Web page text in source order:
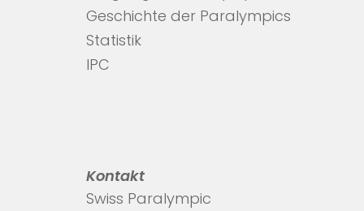
Geschichte der Paralympics
Statistik
IPC
Kontakt
Swiss Paralympic